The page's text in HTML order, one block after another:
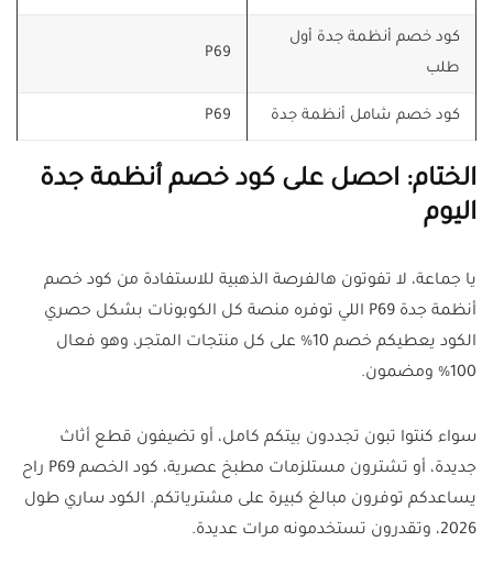
كود خصم أنظمة جدة أول
طلب
P69
كود خصم شامل أنظمة جدة P69
الختام: احصل على كود خصم أنظمة جدة
اليوم
يا جماعة، لا تفوتون هالفرصة الذهبية للاستفادة من كود خصم
أنظمة جدة P69 اللي توفره منصة كل الكوبونات بشكل حصري
الكود يعطيكم خصم 10% على كل منتجات المتجر، وهو فعال
100% ومضمون.
سواء كنتوا تبون تجددون بيتكم كامل، أو تضيفون قطع أثاث
جديدة، أو تشترون مستلزمات مطبخ عصرية، كود الخصم P69 راح
يساعدكم توفرون مبالغ كبيرة على مشترياتكم. الكود ساري طول
2026، وتقدرون تستخدمونه مرات عديدة.